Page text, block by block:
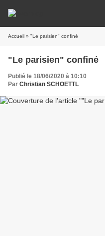
Accueil » "Le parisien" confiné
"Le parisien" confiné
Publié le 18/06/2020 à 10:10
Par Christian SCHOETTL